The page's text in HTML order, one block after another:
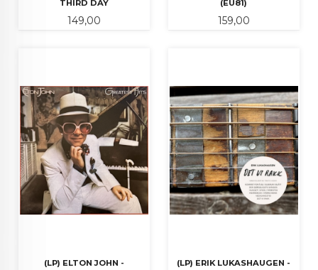
THIRD DAY
Pris
149,00
(EU81)
Pris
159,00
(LP) ELTON JOHN -
(LP) ERIK LUKASHAUGEN -